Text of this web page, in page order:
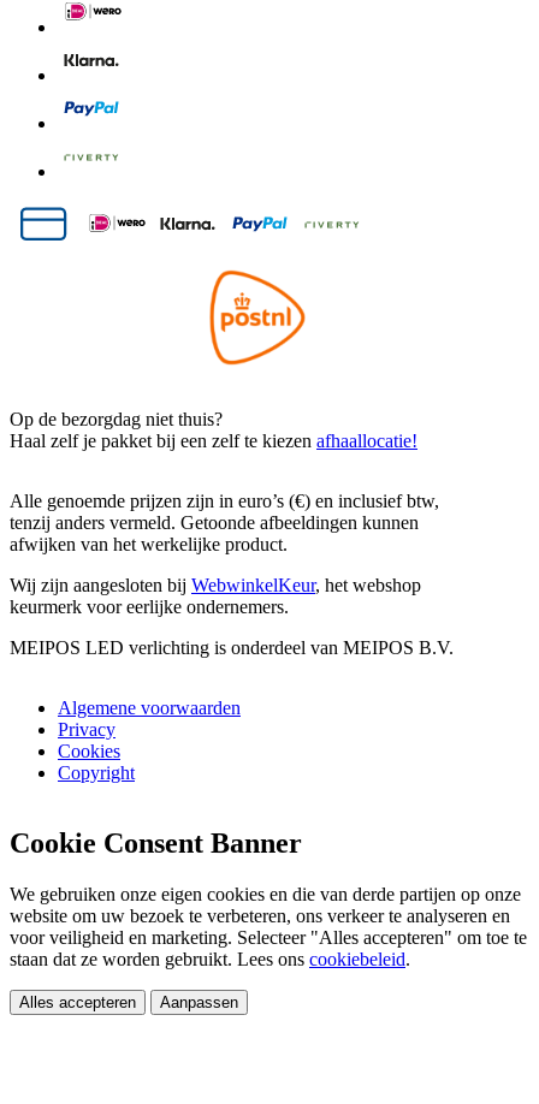
Op de bezorgdag niet thuis?
Haal zelf je pakket bij een zelf te kiezen afhaallocatie!
Alle genoemde prijzen zijn in euro’s (€) en inclusief btw,
tenzij anders vermeld. Getoonde afbeeldingen kunnen
afwijken van het werkelijke product.
Wij zijn aangesloten bij WebwinkelKeur, het webshop
keurmerk voor eerlijke ondernemers.
MEIPOS LED verlichting is onderdeel van MEIPOS B.V.
Algemene voorwaarden
Privacy
Cookies
Copyright
Cookie Consent Banner
We gebruiken onze eigen cookies en die van derde partijen op onze
website om uw bezoek te verbeteren, ons verkeer te analyseren en
voor veiligheid en marketing. Selecteer "Alles accepteren" om toe te
staan dat ze worden gebruikt. Lees ons cookiebeleid.
Alles accepteren Aanpassen